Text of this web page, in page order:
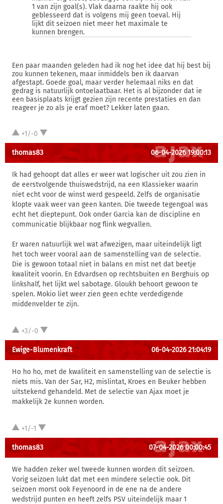
1 van zijn goal(s). Vlak daarna raakte hij ook
geblesseerd dat is volgens mij geen toeval. Hij
lijkt dit seizoen niet meer het maximale te
kunnen brengen.
Een paar maanden geleden had ik nog het idee dat hij best bij
zou kunnen tekenen, maar inmiddels ben ik daarvan
afgestapt. Goede goal, maar verder helemaal niks en dat
gedrag is natuurlijk ontoelaatbaar. Het is al bijzonder dat ie
een basisplaats krijgt gezien zijn recente prestaties en dan
reageer je zo als je eraf moet? Lekker laten gaan.
+1/-0
thomas83 06-04-2026 19:00:13
Ik had gehoopt dat alles er weer wat logischer uit zou zien in
de eerstvolgende thuiswedstrijd, na een Klassieker waarin
niet echt voor de winst werd gespeeld. Zelfs de organisatie
klopte vaak weer van geen kanten. Die tweede tegengoal was
echt het dieptepunt. Ook onder Garcia kan de discipline en
communicatie blijkbaar nog flink wegvallen.
Er waren natuurlijk wel wat afwezigen, maar uiteindelijk ligt
het toch weer vooral aan de samenstelling van de selectie.
Die is gewoon totaal niet in balans en mist net dat beetje
kwaliteit voorin. En Edvardsen op rechtsbuiten en Berghuis op
linkshalf, het lijkt wel sabotage. Gloukh behoort gewoon te
spelen. Mokio liet weer zien geen echte verdedigende
middenvelder te zijn.
+3/-0
Ewige-Blumenkraft 06-04-2026 21:04:19
Ho ho ho, met de kwaliteit en samenstelling van de selectie is
niets mis. Van der Sar, H2, mislintat, Kroes en Beuker hebben
uitstekend gehandeld. Met de selectie van Ajax moet je
makkelijk 2e kunnen worden.
+1/-1
thomas83 07-04-2026 00:00:45
We hadden zeker wel tweede kunnen worden dit seizoen.
Vorig seizoen lukt dat met een mindere selectie ook. Dit
seizoen morst ook Feyenoord in de ene na de andere
wedstrijd punten en heeft zelfs PSV uiteindelijk maar 1